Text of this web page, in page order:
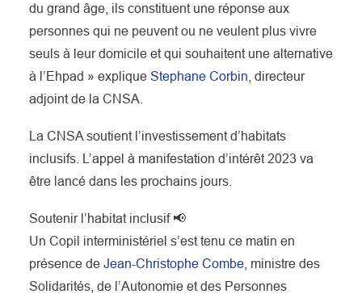
du grand âge, ils constituent une réponse aux
personnes qui ne peuvent ou ne veulent plus vivre
seuls à leur domicile et qui souhaitent une alternative
à l’Ehpad » explique Stephane Corbin , directeur
adjoint de la CNSA.
La CNSA soutient l’investissement d’habitats
inclusifs. L’appel à manifestation d’intérêt 2023 va
être lancé dans les prochains jours.
Soutenir l’habitat inclusif 📢
Un Copil interministériel s’est tenu ce matin en
présence de Jean-Christophe Combe , ministre des
Solidarités, de l’Autonomie et des Personnes